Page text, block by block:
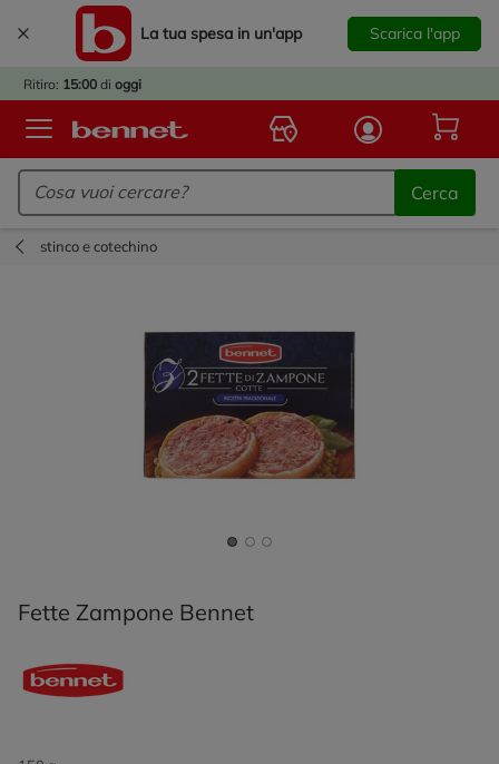
La tua spesa in un'app Scarica l'app
Ritiro: 15:00 di oggi
Logo Bennet - Torna alla homepage
Cerca
stinco e cotechino
Fette Zampone Bennet